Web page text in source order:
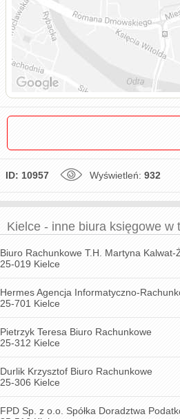
ID: 10957 Wyświetleń: 932
Kielce - inne biura księgowe w
Biuro Rachunkowe T.H. Martyna
25-019 Kielce
Hermes Agencja Informatyczno-
25-701 Kielce
Pietrzyk Teresa Biuro Rachunkowe
25-312 Kielce
Durlik Krzysztof Biuro Rachunkowe
25-306 Kielce
FPD Sp. z o.o. Spółka Doradztwa